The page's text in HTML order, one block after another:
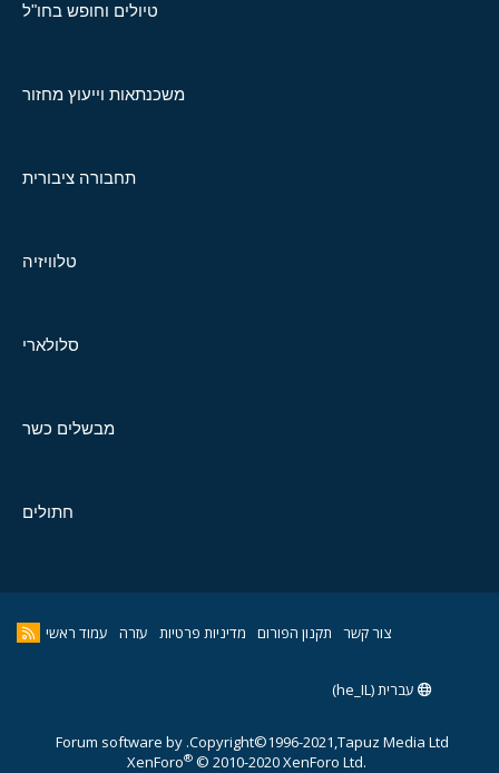
טיולים וחופש בחו"ל
משכנתאות וייעוץ מחזור
תחבורה ציבורית
טלוויזיה
סלולארי
מבשלים כשר
חתולים
צור קשר תקנון הפורום מדיניות פרטיות עזרה עמוד ראשי
עברית (he_IL)
Copyright©1996-2021,Tapuz Media Ltd.
Forum software by
XenForo® © 2010-2020 XenForo Ltd.